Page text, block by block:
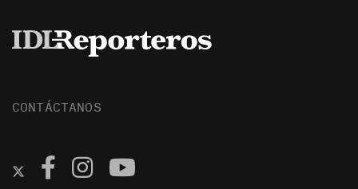
CONTÁCTANOS